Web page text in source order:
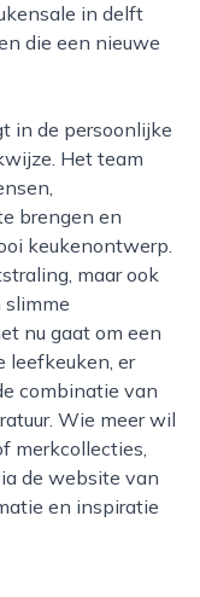
in delft
die een nieuwe
Het team
brengen en
keukenontwerp.
maar ook
slimme
nu gaat om een
leefkeuken, er
combinatie van
Wie meer wil
merkcollecties,
de website van
en inspiratie